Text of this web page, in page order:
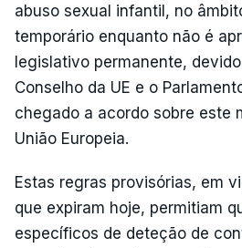
abuso sexual infantil, no
temporário enquanto não é
legislativo permanente,
Conselho da UE e o
chegado a acordo sobre este
União Europeia.
Estas regras provisórias, em
que expiram hoje, permitiam
específicos de deteção de